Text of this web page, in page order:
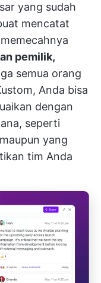
yang sudah
mencatat
pemilik,
semua orang
Anda bisa
dengan
seperti
yang
tim Anda